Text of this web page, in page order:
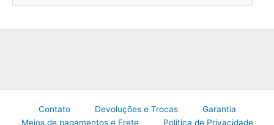
Contato Devoluções e Trocas
Garantia
Meios de pagamentos e Frete
Política de Privacidade